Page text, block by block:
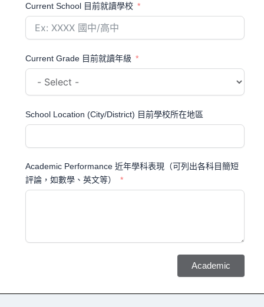
Current School 目前就讀學校
Current Grade 目前就讀年級
School Location (City/District) 目前學校所在地區
Academic Performance 近年學科表現（可列出各科目簡短
評論，如數學、英文等）
Academic